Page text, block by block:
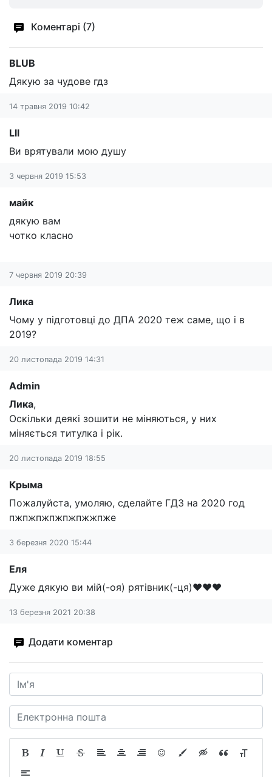
Коментарі (7)
BLUB
Дякую за чудове гдз
14 травня 2019 10:42
Lll
Ви врятували мою душу
3 червня 2019 15:53
майк
дякую вам
чотко класно
7 червня 2019 20:39
Лика
Чому у підготовці до ДПА 2020 теж саме, що і в
2019?
20 листопада 2019 14:31
Admin
Лика,
Оскільки деякі зошити не міняються, у них
міняється титулка і рік.
20 листопада 2019 18:55
Крыма
Пожалуйста, умоляю, сделайте ГДЗ на 2020 год
пжпжпжпжпжпжжпже
3 березня 2020 15:44
Еля
Дуже дякую ви мій(-оя) рятівник(-ця)❤️❤️❤️
13 березня 2021 20:38
Додати коментар